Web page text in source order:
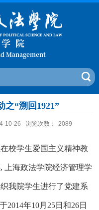
院
Management
之“溯回1921”
10-26 浏览次数： 2089
校学生爱国主义精神教
, 上海政法学院经济管理学
我院学生进行了党建系
2014年10月 25日和26日